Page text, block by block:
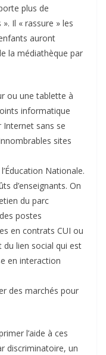
plus de
Il « rassure » les
auront
la médiathèque par
ou une tablette à
informatique
Internet sans se
sites
Nationale.
d’enseignants. On
du parc
postes
en contrats CUI ou
du lien social qui est
en interaction
des marchés pour
l’aide à ces
discriminatoire, un